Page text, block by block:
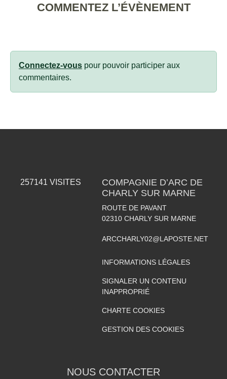
COMMENTEZ L’ÉVÈNEMENT
Connectez-vous pour pouvoir participer aux
commentaires.
257141 VISITES
COMPAGNIE D’ARC DE
CHARLY SUR MARNE
ROUTE DE PAVANT
02310 CHARLY SUR MARNE
ARCCHARLY02@LAPOSTE.NET
INFORMATIONS LÉGALES
SIGNALER UN CONTENU
INAPPROPRIÉ
CHARTE COOKIES
GESTION DES COOKIES
NOUS CONTACTER